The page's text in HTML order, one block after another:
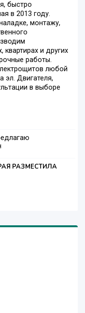
быстро
в 2013 году.
монтажу,
и других
работы.
любой
эл. Двигателя,
в выборе
РАЗМЕСТИЛА